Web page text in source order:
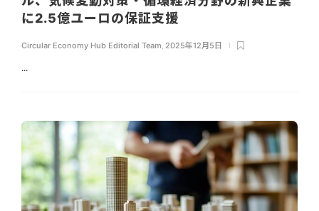
に2.5億ユーロの保証支援
Circular Economy Hub Editorial Team 2025年12月5日
...